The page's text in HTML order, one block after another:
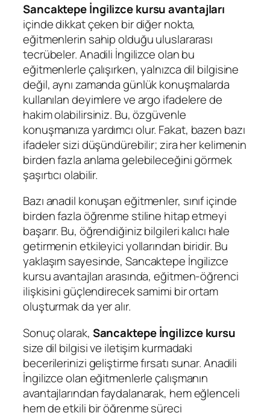
Sancaktepe İngilizce kursu avantajları
içinde dikkat çeken bir diğer nokta,
eğitmenlerin sahip olduğu uluslararası
tecrübeler. Anadili İngilizce olan bu
eğitmenlerle çalışırken, yalnızca dil bilgisine
değil, aynı zamanda günlük konuşmalarda
kullanılan deyimlere ve argo ifadelere de
hakim olabilirsiniz. Bu, özgüvenle
konuşmanıza yardımcı olur. Fakat, bazen bazı
ifadeler sizi düşündürebilir; zira her kelimenin
birden fazla anlama gelebileceğini görmek
şaşırtıcı olabilir.
Bazı anadil konuşan eğitmenler, sınıf içinde
birden fazla öğrenme stiline hitap etmeyi
başarır. Bu, öğrendiğiniz bilgileri kalıcı hale
getirmenin etkileyici yollarından biridir. Bu
yaklaşım sayesinde, Sancaktepe İngilizce
kursu avantajları arasında, eğitmen-öğrenci
ilişkisini güçlendirecek samimi bir ortam
oluşturmak da yer alır.
Sonuç olarak, Sancaktepe İngilizce kursu
size dil bilgisi ve iletişim kurmadaki
becerilerinizi geliştirme fırsatı sunar. Anadili
İngilizce olan eğitmenlerle çalışmanın
avantajlarından faydalanarak, hem eğlenceli
hem de etkili bir öğrenme süreci